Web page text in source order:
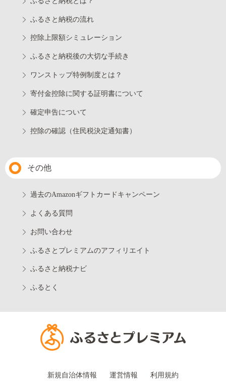
ふるさと納税の流れ
控除上限額シミュレーション
ふるさと納税後の大切な手続き
ワンストップ特例制度とは？
寄付金控除に関する証明書について
確定申告について
控除の確認（住民税決定通知書）
その他
過去のAmazonギフトカードキャンペーン
よくある質問
お問い合わせ
ふるさとプレミアムのアフィリエイト
ふるさと納税ナビ
ふるとく
新規自治体情報 運営情報 利用規約